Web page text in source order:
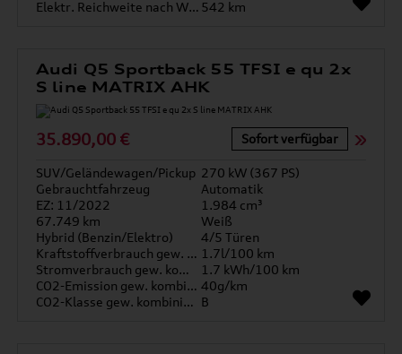
Elektr. Reichweite nach WLTP* 542 km
Audi Q5 Sportback 55 TFSI e qu 2x
S line MATRIX AHK
35.890,00 € Sofort verfügbar
SUV/Geländewagen/Pickup 270 kW (367 PS)
Gebrauchtfahrzeug
Automatik
EZ: 11/2022
1.984 cm³
67.749 km
Weiß
Hybrid (Benzin/Elektro)
4/5 Türen
Kraftstoffverbrauch gew. kombiniert 1.7l/100 km
Stromverbrauch gew. kombiniert
1.7 kWh/100 km
CO2-Emission gew. kombiniert 40g/km
CO2-Klasse gew. kombiniert B